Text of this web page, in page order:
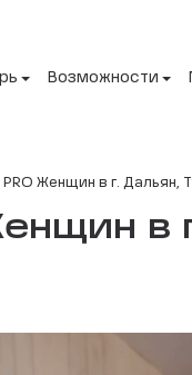
Возможности
Женщин в г. Дальян,
в